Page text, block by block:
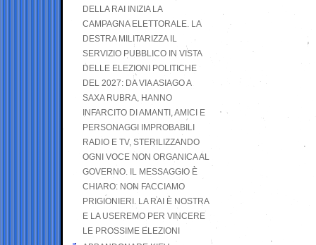
DELLA RAI INIZIA LA
CAMPAGNA ELETTORALE. LA
DESTRA MILITARIZZA IL
SERVIZIO PUBBLICO IN VISTA
DELLE ELEZIONI POLITICHE
DEL 2027: DA VIA ASIAGO A
SAXA RUBRA, HANNO
INFARCITO DI AMANTI, AMICI E
PERSONAGGI IMPROBABILI
RADIO E TV, STERILIZZANDO
OGNI VOCE NON ORGANICA AL
GOVERNO. IL MESSAGGIO È
CHIARO: NON FACCIAMO
PRIGIONIERI. LA RAI È NOSTRA
E LA USEREMO PER VINCERE
LE PROSSIME ELEZIONI